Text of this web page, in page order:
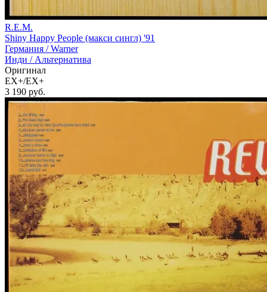
R.E.M.
Shiny Happy People (макси сингл) '91
Германия /Warner
Инди / Альтернатива
Оригинал
EX+/EX+
3 190 руб.